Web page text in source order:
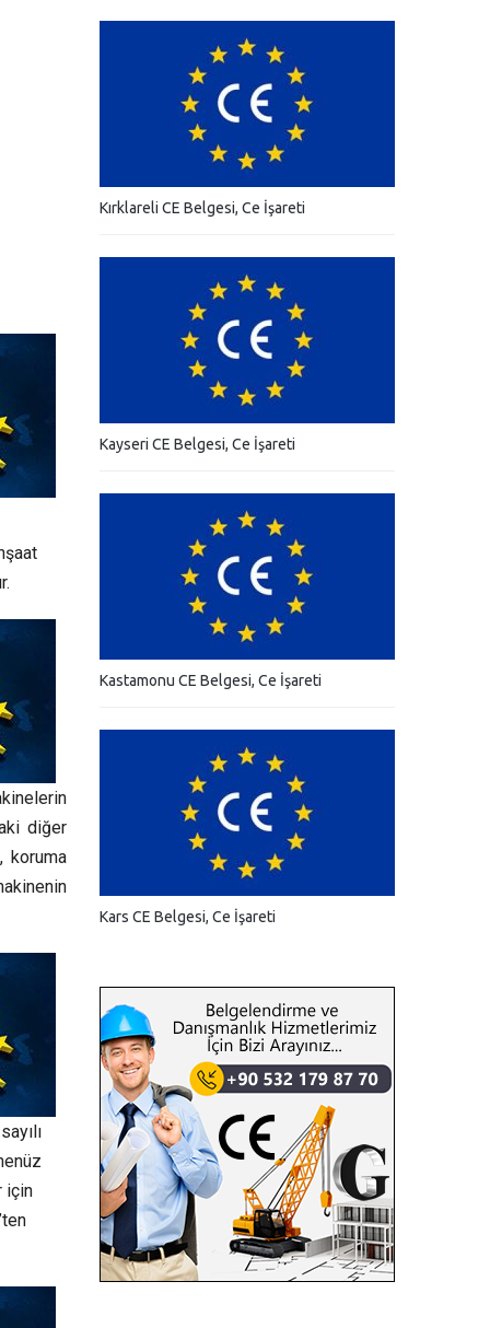
diğer
koruma
için
Kırklareli CE Belgesi, Ce İşareti
Kayseri CE Belgesi, Ce İşareti
Kastamonu CE Belgesi, Ce İşareti
Kars CE Belgesi, Ce İşareti